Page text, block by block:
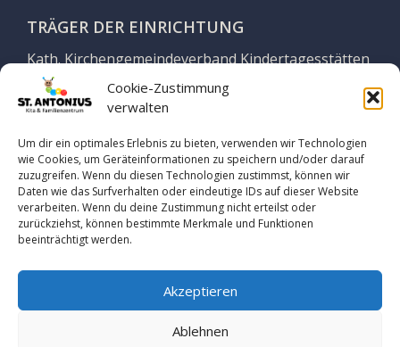
Cookie-Zustimmung
verwalten
Um dir ein optimales Erlebnis zu bieten, verwenden wir Technologien
wie Cookies, um Geräteinformationen zu speichern und/oder darauf
zuzugreifen. Wenn du diesen Technologien zustimmst, können wir
Daten wie das Surfverhalten oder eindeutige IDs auf dieser Website
verarbeiten. Wenn du deine Zustimmung nicht erteilst oder
zurückziehst, können bestimmte Merkmale und Funktionen
beeinträchtigt werden.
Akzeptieren
Ablehnen
TRÄGER DER EINRICHTUNG
Kath. Kirchengemeindeverband Kindertagesstätten
Georgsmarienhütte
Yvonne Stuckenberg
Auf dem Thie 7
49124 Georgsmarienhütte
Tel. 05401 864251
www.kath-gmh.de
© 2026 Kindertagesstätte St. Antonius |